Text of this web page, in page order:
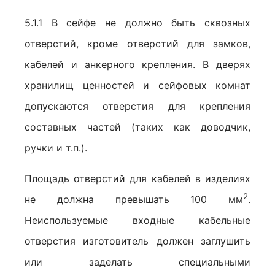
5.1.1 В сейфе не должно быть сквозных
отверстий, кроме отверстий для замков,
кабелей и анкерного крепления. В дверях
хранилищ ценностей и сейфовых комнат
допускаются отверстия для крепления
составных частей (таких как доводчик,
ручки и т.п.).
Площадь отверстий для кабелей в изделиях
не должна превышать 100 мм2.
Неиспользуемые входные кабельные
отверстия изготовитель должен заглушить
или заделать специальными